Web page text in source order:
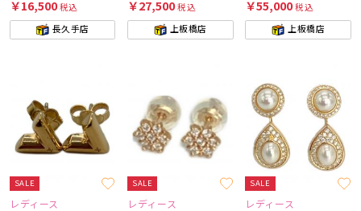
￥16,500税込
長久手店
￥27,500税込
上板橋店
￥55,000税込
上板橋店
SALE
レディース
SALE
レディース
SALE
レディース